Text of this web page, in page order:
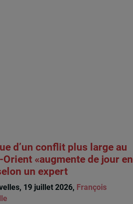
d’un conflit plus large au
Orient «augmente de jour en
un expert
19 juillet 2026, François